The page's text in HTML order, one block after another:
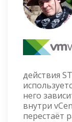
действия
него
внутри
перестаёт